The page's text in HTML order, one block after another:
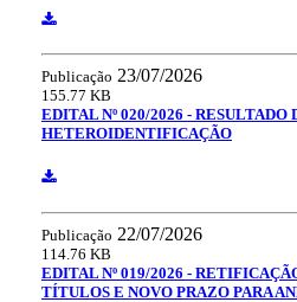
Publicação 23/07/2026
155.77 KB
EDITAL Nº 020/2026 - RESULTADO
HETEROIDENTIFICAÇÃO
Publicação 22/07/2026
114.76 KB
EDITAL Nº 019/2026 -
TÍTULOS E NOVO PRAZO PARA